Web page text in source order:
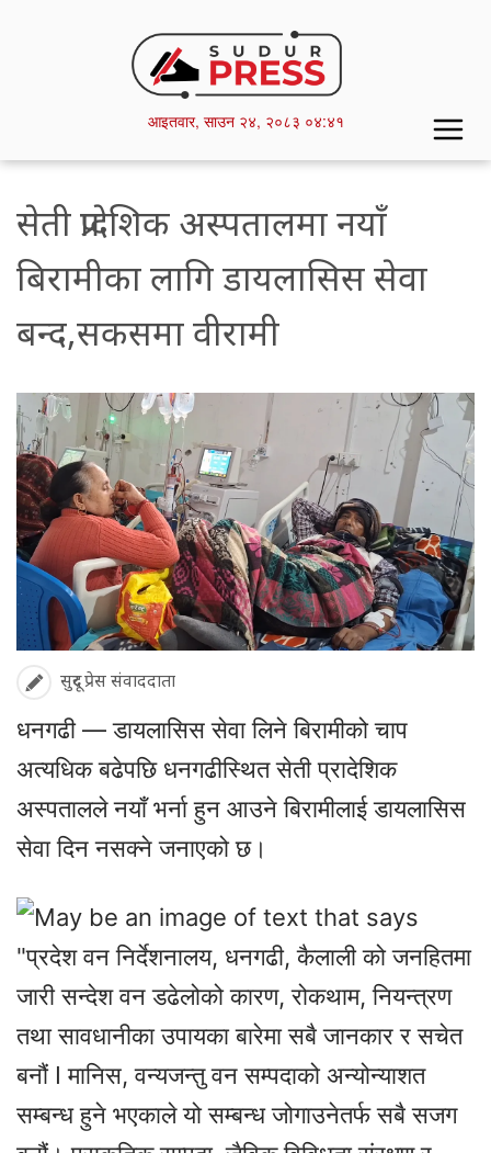
to
main
content
आइतवार, साउन २४, २०८३ ०४:४१
सेती प्रादेशिक अस्पतालमा नयाँ
बिरामीका लागि डायलासिस सेवा
बन्द,सकसमा वीरामी
सुदूर प्रेस संवाददाता
धनगढी — डायलासिस सेवा लिने बिरामीको चाप
अत्यधिक बढेपछि धनगढीस्थित सेती प्रादेशिक
अस्पतालले नयाँ भर्ना हुन आउने बिरामीलाई डायलासिस
सेवा दिन नसक्ने जनाएको छ।